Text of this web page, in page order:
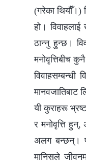
(गरेका थियौँ।)
हो।
ठान्नु हुन्छ।
मनोवृत्तिबीच
विवाहसम्बन्धी
मानवजातिबाट
यी कुराहरू
र मनोवृत्ति हुन्,
अलग बन्छन्।
मानिसले